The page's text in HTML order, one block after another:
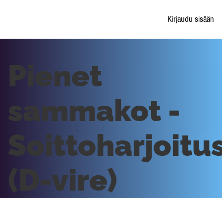
Kirjaudu sisään
Pienet
sammakot -
(D-vire)